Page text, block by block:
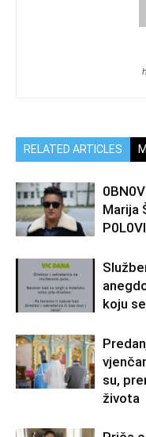
RELATED ARTICLES
Marija
koju
su,
života